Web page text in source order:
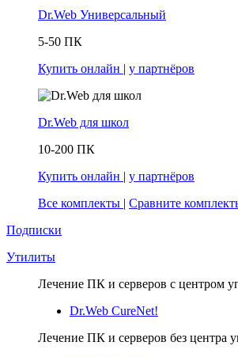
Dr.Web Универсальный
5-50 ПК
Купить онлайн | у партнёров
Dr.Web для школ
10-200 ПК
Купить онлайн | у партнёров
Все комплекты | Сравните
Подписки
Утилиты
Лечение ПК и серверов с центром
Dr.Web CureNet!
Лечение ПК и серверов без центра